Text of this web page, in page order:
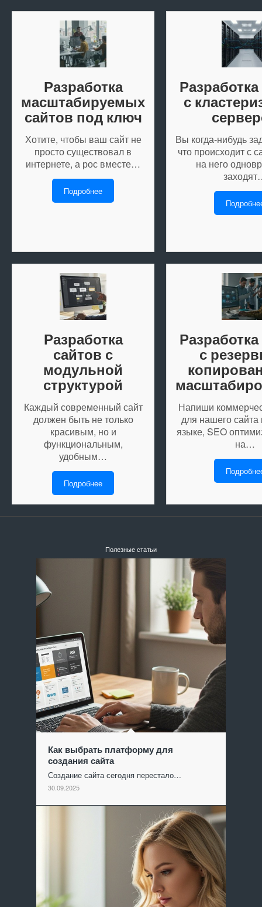
Разработка
масштабируемых
сайтов под ключ
Хотите, чтобы ваш сайт не
просто существовал в
интернете, а рос вместе…
Подробнее
с
Вы когда-нибудь
что происходит с
на него
Разработка
сайтов с
модульной
структурой
Каждый современный сайт
должен быть не только
красивым, но и
функциональным,
удобным…
Подробнее
с
Напиши
для нашего сайта
языке, SEO
на…
Полезные статьи
Как выбрать платформу для
создания сайта
Создание сайта сегодня перестало…
30.09.2025